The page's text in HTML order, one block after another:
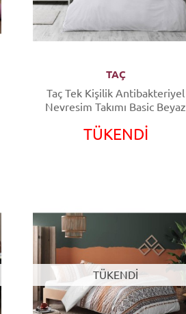
TAÇ
Taç Tek Kişilik Antibakteriyel
Nevresim Takımı Basic Beyaz
TÜKENDİ
TÜKENDİ